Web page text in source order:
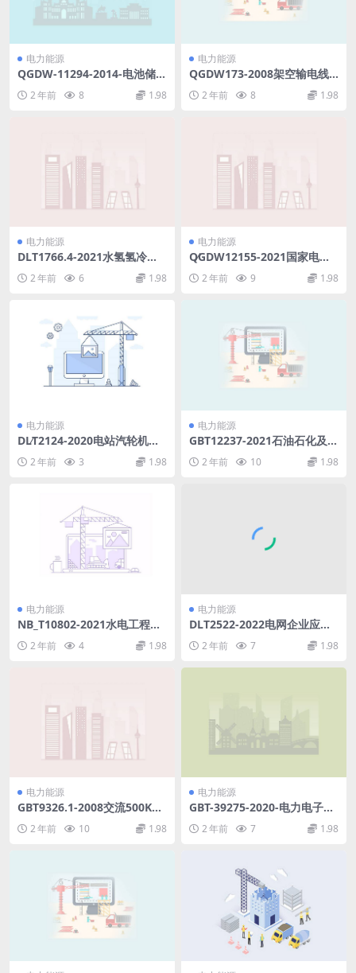
电力能源
QGDW-11294-2014-电池储能
2 年前 8 1.98
电力能源
QGDW173-2008架空输电线
f
2 年前 8 1.98
电力能源
DLT1766.4-2021水氢氢冷汽
轮发电机检修导则第4部分：
氢气冷却系统检修(994.42KB)
2 年前 6 1.98
电力能源
Q∕GDW12155-2021国家电网
有限公司应急指挥信息系统技
术规范(8.57MB)pdf
2 年前 9 1.98
电力能源
DL∕T2124-2020电站汽轮机旁
路阀选型导则(3.14MB)pdf
2 年前 3 1.98
电力能源
GBT12237-2021石油石化及相
关工业用的钢制球阀(9.63MB)
pdf2 年前 10 1.98
电力能源
NB_T10802-2021水电工程预
pdf2 年前 4 1.98
电力能源
DLT2522-2022电网企业应急
2 年前 7 1.98
电力能源
GBT9326.1-2008交流500KV
及以下纸或聚丙烯复合纸绝缘
金属套充油电缆及附件第1部
2 年前 10 1.98
电力能源
GBT-39275-2020-电力电子系
统和设备-有源馈电变流器-AIC
-应用的运行条件和特性.pdf
2 年前 7 1.98